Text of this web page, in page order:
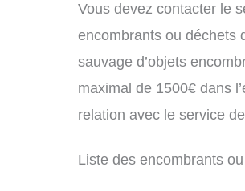
Vous devez contacter le
encombrants ou déchets
sauvage d’objets
maximal de 1500€ dans
relation avec le service
Liste des encombrants